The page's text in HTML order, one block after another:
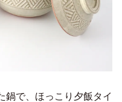
鍋で、ほっこり夕飯タイ